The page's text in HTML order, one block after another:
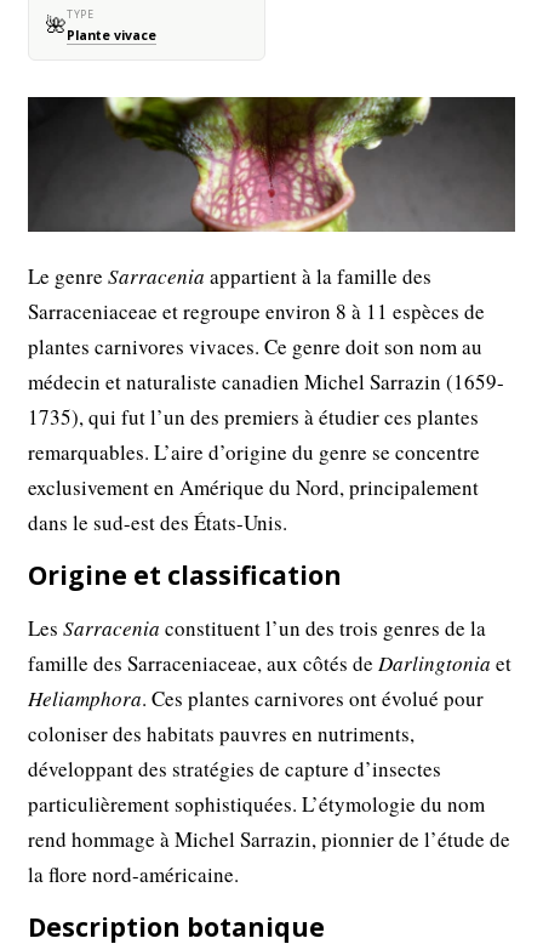
🌺TYPE
Plante vivace
Le genreSarracenia appartient à la famille des
Sarraceniaceae et regroupe environ 8 à 11 espèces de
plantes carnivores vivaces. Ce genre doit son nom au
médecin et naturaliste canadien Michel Sarrazin (1659-
1735), qui fut l’un des premiers à étudier ces plantes
remarquables. L’aire d’origine du genre se concentre
exclusivement en Amérique du Nord, principalement
dans le sud-est des États-Unis.
Origine et classification
LesSarracenia constituent l’un des trois genres de la
famille des Sarraceniaceae, aux côtés deDarlingtonia et
Heliamphora. Ces plantes carnivores ont évolué pour
coloniser des habitats pauvres en nutriments,
développant des stratégies de capture d’insectes
particulièrement sophistiquées. L’étymologie du nom
rend hommage à Michel Sarrazin, pionnier de l’étude de
la flore nord-américaine.
Description botanique